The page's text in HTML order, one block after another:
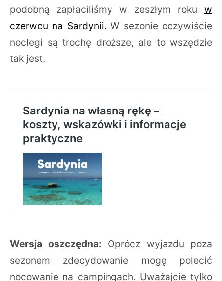
podobną zapłaciliśmy w zeszłym roku w
czerwcu na Sardynii. W sezonie oczywiście
noclegi są trochę droższe, ale to wszędzie
tak jest.
Wersja oszczędna: Oprócz wyjazdu poza
sezonem zdecydowanie mogę polecić
nocowanie na campingach. Uważajcie tylko